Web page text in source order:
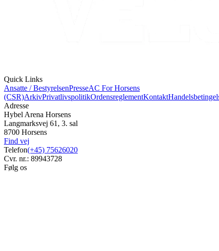
Quick Links
Ansatte / BestyrelsenPresseAC For Horsens
(CSR)ArkivPrivatlivspolitikOrdensreglementKontakt
Adresse
Hybel Arena Horsens
Langmarksvej 61, 3. sal
8700 Horsens
Find vej
Telefon(+45) 75626020
Cvr. nr.: 89943728
Følg os